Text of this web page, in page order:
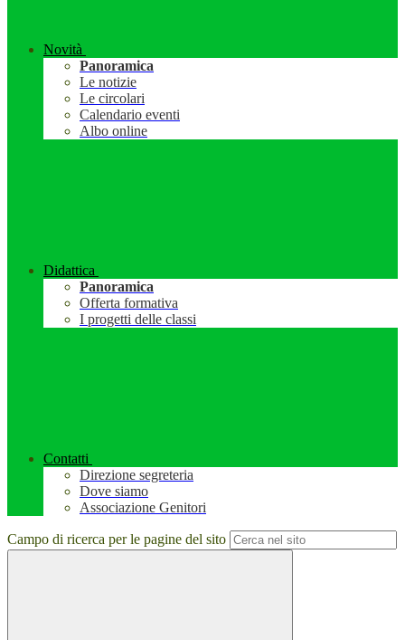
Novità
Panoramica
Le notizie
Le circolari
Calendario eventi
Albo online
Didattica
Panoramica
Offerta formativa
I progetti delle classi
Contatti
Direzione segreteria
Dove siamo
Associazione Genitori
Campo di ricerca per le pagine del sito